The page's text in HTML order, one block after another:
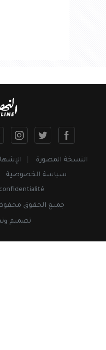
النسخة المصورة
سياسة الخصوصية
جميع الحقوق محفوظة © 2026
تصميم